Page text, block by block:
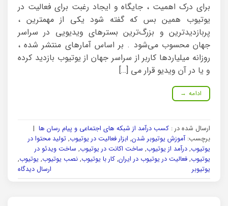
برای درک اهمیت ، جایگاه و ایجاد رغبت برای فعالیت در
یوتیوب همین بس که گفته شود یکی از مهمترین ،
پربازدیدترین و بزرگ‌ترین بسترهای ویدیویی در سراسر
جهان محسوب می‌شود . بر اساس آمارهای منتشر شده ،
روزانه میلیاردها کاربر از سراسر جهان از یوتیوب بازدید کرده
و یا در آن ویدیو قرار می […]
ادامه →
ارسال شده در : کسب درآمد از شبکه های اجتماعی و پیام رسان ها |
برچسب:آموزش یوتیوبر شدن, ابزار فعالیت در یوتیوب, تولید محتوا در
یوتیوب, درآمد از یوتیوب, ساخت اکانت در یوتیوب, ساخت ویدئو در
یوتیوب, فعالیت در یوتیوب در ایران, کار با یوتیوب, نصب یوتیوب, یوتیوب,
یوتیوبر
ارسال دیدگاه